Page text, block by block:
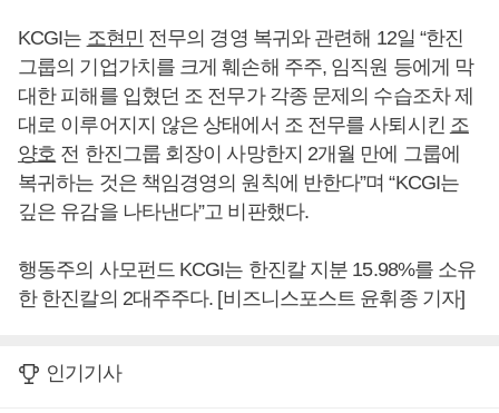
KCGI는 조현민 전무의 경영 복귀와 관련해 12일 “한진
그룹의 기업가치를 크게 훼손해 주주, 임직원 등에게 막
대한 피해를 입혔던 조 전무가 각종 문제의 수습조차 제
대로 이루어지지 않은 상태에서 조 전무를 사퇴시킨 조
양호 전 한진그룹 회장이 사망한지 2개월 만에 그룹에
복귀하는 것은 책임경영의 원칙에 반한다”며 “KCGI는
깊은 유감을 나타낸다”고 비판했다.
행동주의 사모펀드 KCGI는 한진칼 지분 15.98%를 소유
한 한진칼의 2대주주다. [비즈니스포스트 윤휘종 기자]
인기기사